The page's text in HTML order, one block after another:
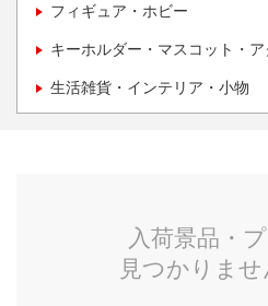
フィギュア・ホビー
キーホルダー・マスコット・
生活雑貨・インテリア・小物